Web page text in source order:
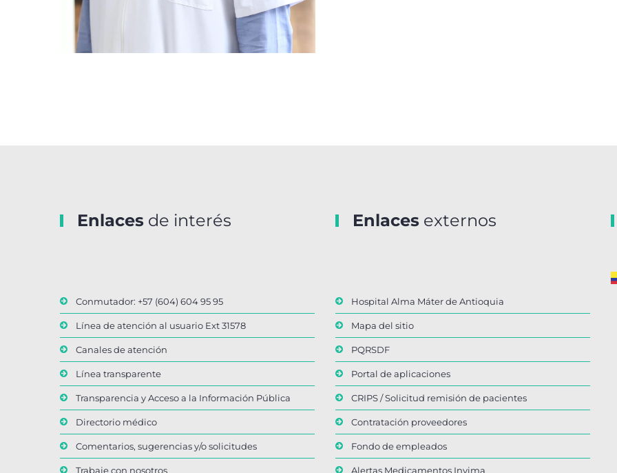
Enlaces de interés
Conmutador: +57 (604) 604 95 95
Línea de atención al usuario Ext 31578
Canales de atención
Línea transparente
Transparencia y Acceso a la Información Pública
Directorio médico
Comentarios, sugerencias y/o solicitudes
Trabaje con nosotros
Enlaces externos
Hospital Alma Máter de Antioquia
Mapa del sitio
PQRSDF
Portal de aplicaciones
CRIPS / Solicitud remisión de pacientes
Contratación proveedores
Fondo de empleados
Alertas Medicamentos Invima